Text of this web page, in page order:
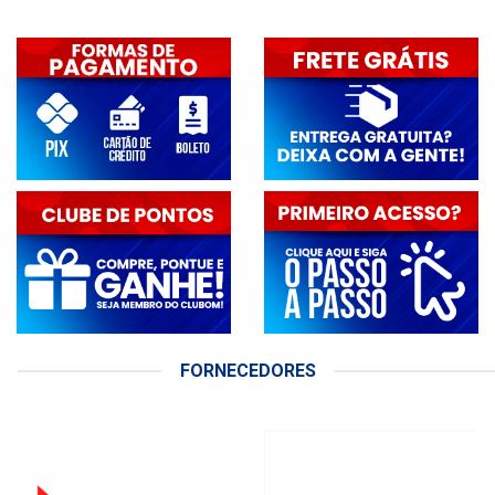
FORNECEDORES